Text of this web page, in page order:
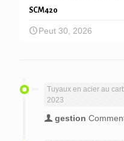
SCM420
Peut 30, 2026
Tuyaux en acier au
2023
gestion